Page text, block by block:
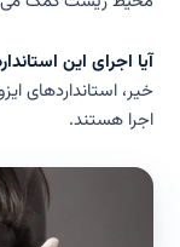
آیا اجرای این
خیر، استانداردهای
اجرا هستند.